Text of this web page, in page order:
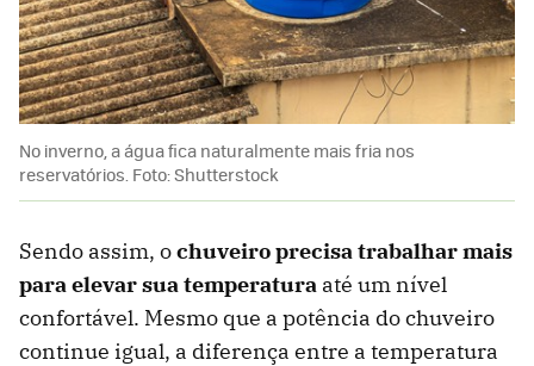
No inverno, a água fica naturalmente mais fria nos
reservatórios. Foto: Shutterstock
Sendo assim, ochuveiro precisa trabalhar mais
para elevar sua temperatura até um nível
confortável. Mesmo que a potência do chuveiro
continue igual, a diferença entre a temperatura